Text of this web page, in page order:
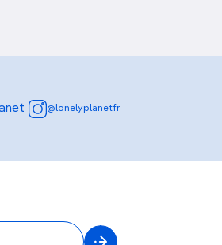
@lonelyplanetfr